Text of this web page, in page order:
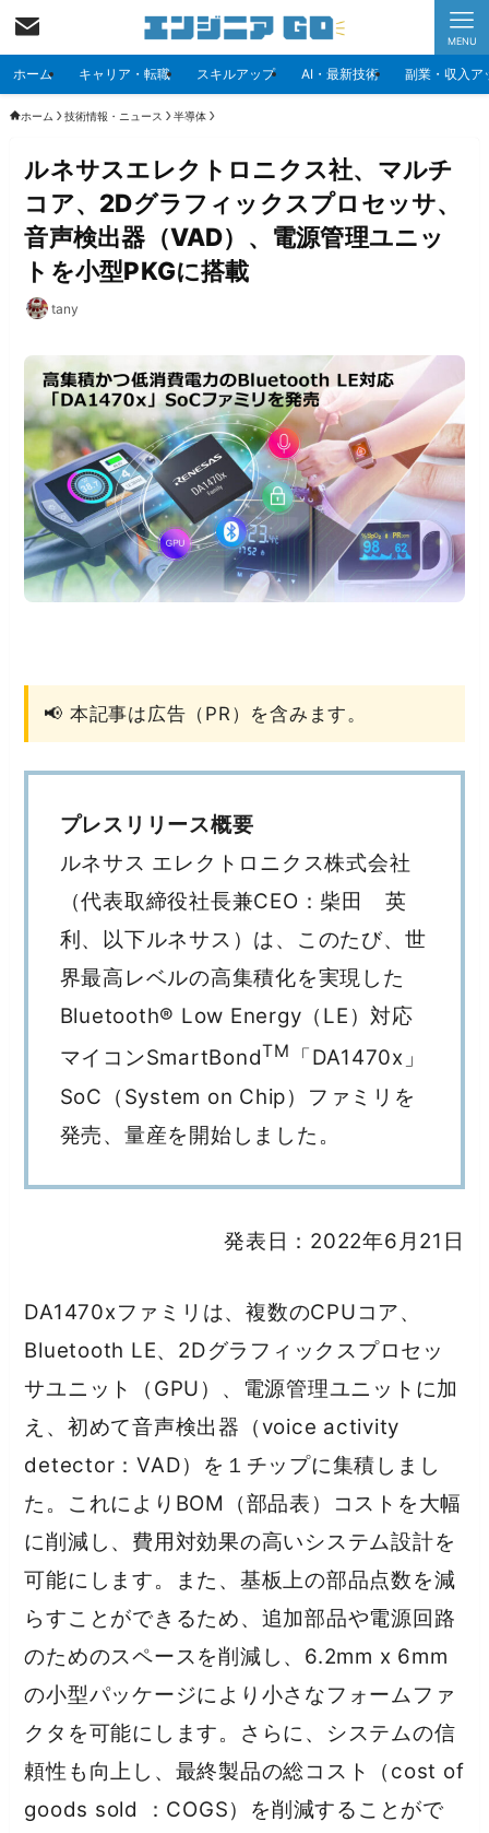
MENU
ホーム キャリア・転職 スキルアップ AI・最新技術 副業・収入ア
ホーム 技術情報・ニュース 半導体
ルネサスエレクトロニクス社、マルチ
コア、2Dグラフィックスプロセッサ、
音声検出器（VAD）、電源管理ユニッ
トを小型PKGに搭載
tany
📢 本記事は広告（PR）を含みます。
プレスリリース概要
ルネサス エレクトロニクス株式会社
（代表取締役社長兼CEO：柴田 英
利、以下ルネサス）は、このたび、世
界最高レベルの高集積化を実現した
Bluetooth® Low Energy（LE）対応
マイコンSmartBondTM
「DA1470x」
SoC（System on Chip）ファミリを
発売、量産を開始しました。
発表日：2022年6月21日
DA1470xファミリは、複数のCPUコア、
Bluetooth LE、2Dグラフィックスプロセッ
サユニット（GPU）、電源管理ユニットに加
え、初めて音声検出器（voice activity
detector：VAD）を１チップに集積しまし
た。これによりBOM（部品表）コストを大幅
に削減し、費用対効果の高いシステム設計を
可能にします。また、基板上の部品点数を減
らすことができるため、追加部品や電源回路
のためのスペースを削減し、6.2mm x 6mm
の小型パッケージにより小さなフォームファ
クタを可能にします。さらに、システムの信
頼性も向上し、最終製品の総コスト（cost of
goods sold ：COGS）を削減することがで